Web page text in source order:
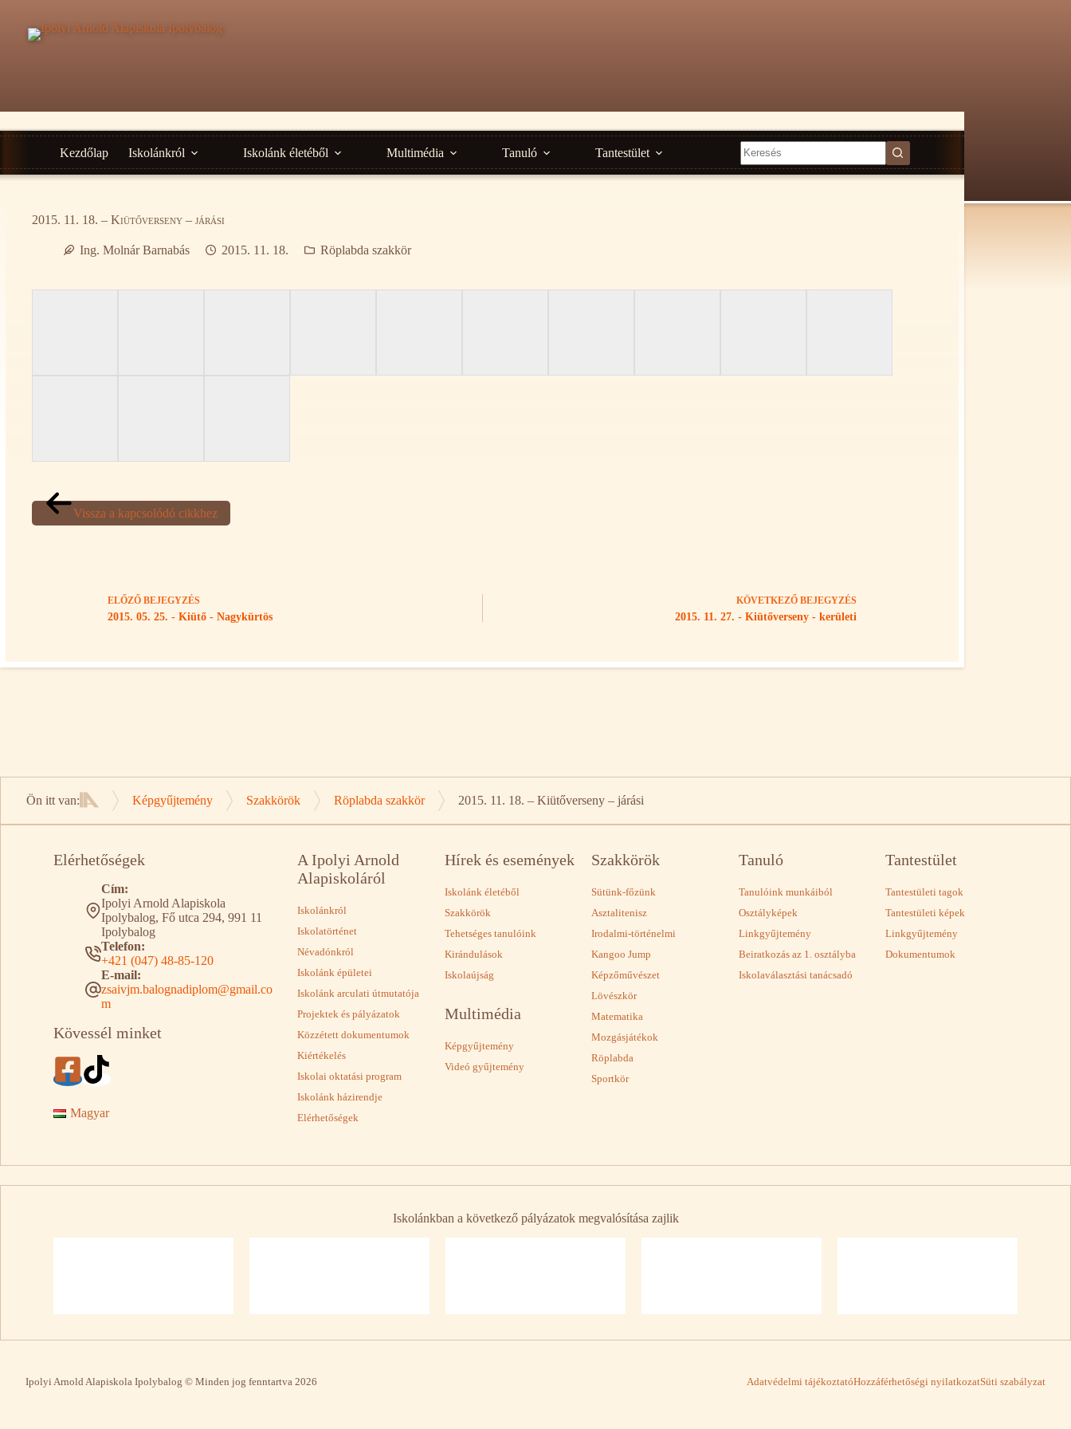
tartalomra
Kezdőlap Iskolánkról Iskolánk életéből Multimédia Tanuló Tantestület
Nincs
találat
2015. 11. 18. – Kiütőverseny – járási
Ing. Molnár Barnabás 2015. 11. 18. Röplabda szakkör
Vissza a kapcsolódó cikkhez
ELŐZŐ BEJEGYZÉS
2015. 05. 25. - Kiütő - Nagykürtös
KÖVETKEZŐ BEJEGYZÉS
2015. 11. 27. - Kiütőverseny - kerületi
Ön itt van:
Képgyűjtemény Szakkörök Röplabda szakkör 2015. 11. 18. – Kiütőverseny – járási
Elérhetőségek
Cím:
Ipolyi Arnold Alapiskola
Ipolybalog, Fő utca 294, 991 11
Ipolybalog
Telefon:
+421 (047) 48-85-120
E-mail:
zsaivjm.balognadiplom@gmail.co
m
Kövessél minket
Magyar
A Ipolyi Arnold
Alapiskoláról
Iskolánkról
Iskolatörténet
Névadónkról
Iskolánk épületei
Iskolánk arculati útmutatója
Projektek és pályázatok
Közzétett dokumentumok
Kiértékelés
Iskolai oktatási program
Iskolánk házirendje
Elérhetőségek
Hírek és események
Iskolánk életéből
Szakkörök
Tehetséges tanulóink
Kirándulások
Iskolaújság
Multimédia
Képgyűjtemény
Videó gyűjtemény
Szakkörök
Sütünk-főzünk
Asztalitenisz
Irodalmi-történelmi
Kangoo Jump
Képzőművészet
Lövészkör
Matematika
Mozgásjátékok
Röplabda
Sportkör
Tanuló
Tanulóink munkáiból
Osztályképek
Linkgyűjtemény
Beiratkozás az 1. osztályba
Iskolaválasztási tanácsadó
Tantestület
Tantestületi tagok
Tantestületi képek
Linkgyűjtemény
Dokumentumok
Iskolánkban a következő pályázatok megvalósítása zajlik
Ipolyi Arnold Alapiskola Ipolybalog © Minden jog fenntartva 2026 Adatvédelmi tájékoztatóHozzáférhetőségi nyilatkozatSüti szabályzat